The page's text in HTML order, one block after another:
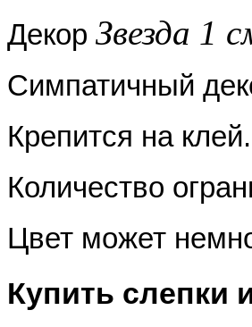
Декор Звезда 1
Симпатичный
Крепится на клей.
Количество
Цвет может
Купить слепки